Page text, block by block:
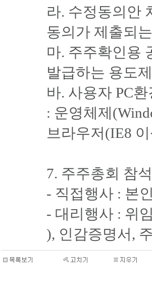
라. 수정동의안
동의가 제출되
마. 주주확인용
발급하는 용도
바. 사용자 PC환
: 운영체제
브라우저(IE8
7. 주주총회 참
- 직접행사 : 본
- 대리행사 : 위
), 인감증명서,